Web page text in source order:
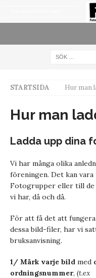
STARTSIDA Hur man
Hur man
Ladda upp dina
Vi har många olika
föreningen. Det kan
Fotogrupper eller till de
vi har, då och då.
För att få det att
dessa bild-filer, har vi
bruksanvisning.
1/ Märk varje bild med
ordningsnummer, (t.ex